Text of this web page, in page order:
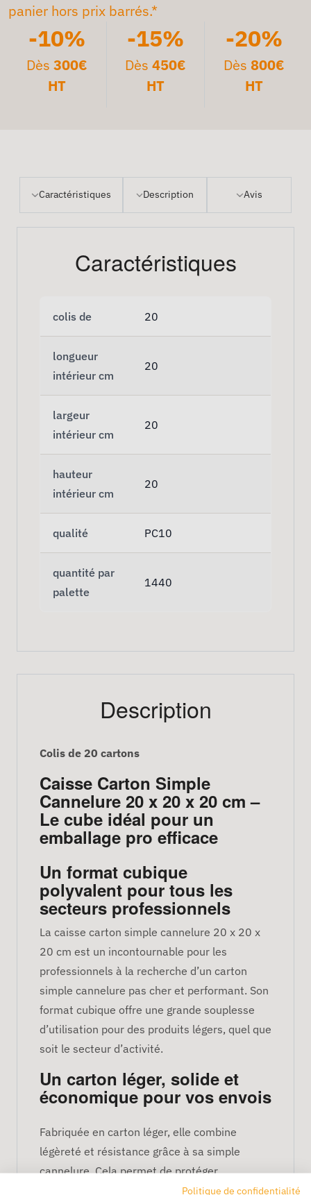
panier hors prix barrés.*
-10%
Dès300€
HT
-15%
Dès 450€
HT
-20%
Dès 800€
HT
Caractéristiques Description Avis
Caractéristiques
colis de 20
longueur
intérieur cm
20
largeur
intérieur cm
20
hauteur
intérieur cm
20
qualité PC10
quantité par
palette
1440
Description
Colis de 20 cartons
Caisse Carton Simple
Cannelure 20 x 20 x 20 cm –
Le cube idéal pour un
emballage pro efficace
Un format cubique
polyvalent pour tous les
secteurs professionnels
La caisse carton simple cannelure 20 x 20 x
20 cm est un incontournable pour les
professionnels à la recherche d’un carton
simple cannelure pas cher et performant. Son
format cubique offre une grande souplesse
d’utilisation pour des produits légers, quel que
soit le secteur d’activité.
Un carton léger, solide et
économique pour vos envois
Fabriquée en carton léger, elle combine
légèreté et résistance grâce à sa simple
cannelure. Cela permet de protéger
efficacement le contenu tout en maîtrisant
Politique de confidentialité